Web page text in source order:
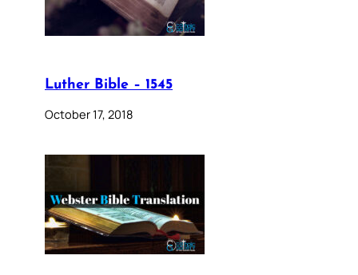
Luther Bible – 1545
October 17, 2018